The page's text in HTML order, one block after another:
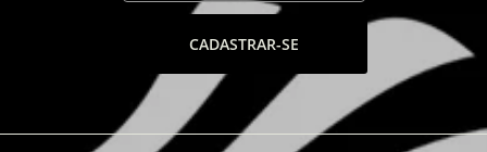
CADASTRAR-SE